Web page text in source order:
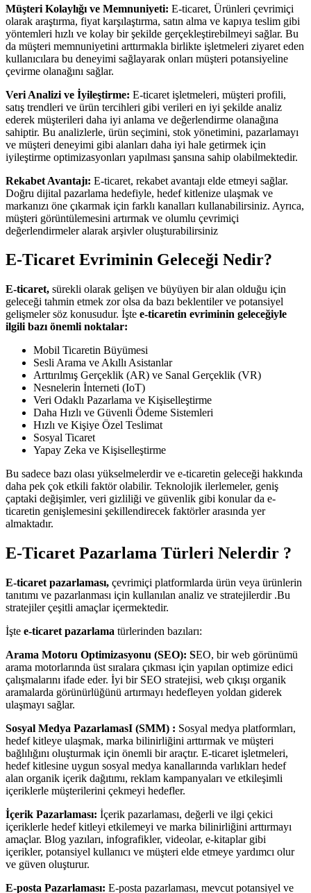
Müşteri Kolaylığı ve Memnuniyeti: E-ticaret, Ürünleri çevrimiçi
olarak araştırma, fiyat karşılaştırma, satın alma ve kapıya teslim gibi
yöntemleri hızlı ve kolay bir şekilde gerçekleştirebilmeyi sağlar. Bu
da müşteri memnuniyetini arttırmakla birlikte işletmeleri ziyaret eden
kullanıcılara bu deneyimi sağlayarak onları müşteri potansiyeline
çevirme olanağını sağlar.
Veri Analizi ve İyileştirme: E-ticaret işletmeleri, müşteri profili,
satış trendleri ve ürün tercihleri gibi verileri en iyi şekilde analiz
ederek müşterileri daha iyi anlama ve değerlendirme olanağına
sahiptir. Bu analizlerle, ürün seçimini, stok yönetimini, pazarlamayı
ve müşteri deneyimi gibi alanları daha iyi hale getirmek için
iyileştirme optimizasyonları yapılması şansına sahip olabilmektedir.
Rekabet Avantajı: E-ticaret, rekabet avantajı elde etmeyi sağlar.
Doğru dijital pazarlama hedefiyle, hedef kitlenize ulaşmak ve
markanızı öne çıkarmak için farklı kanalları kullanabilirsiniz. Ayrıca,
müşteri görüntülemesini artırmak ve olumlu çevrimiçi
değerlendirmeler alarak arşivler oluşturabilirsiniz
E-Ticaret Evriminin Geleceği Nedir?
E-ticaret, sürekli olarak gelişen ve büyüyen bir alan olduğu için
geleceği tahmin etmek zor olsa da bazı beklentiler ve potansiyel
gelişmeler söz konusudur. İşte e-ticaretin evriminin geleceğiyle
ilgili bazı önemli noktalar:
Mobil Ticaretin Büyümesi
Sesli Arama ve Akıllı Asistanlar
Arttırılmış Gerçeklik (AR) ve Sanal Gerçeklik (VR)
Nesnelerin İnterneti (IoT)
Veri Odaklı Pazarlama ve Kişiselleştirme
Daha Hızlı ve Güvenli Ödeme Sistemleri
Hızlı ve Kişiye Özel Teslimat
Sosyal Ticaret
Yapay Zeka ve Kişiselleştirme
Bu sadece bazı olası yükselmelerdir ve e-ticaretin geleceği hakkında
daha pek çok etkili faktör olabilir. Teknolojik ilerlemeler, geniş
çaptaki değişimler, veri gizliliği ve güvenlik gibi konular da e-
ticaretin genişlemesini şekillendirecek faktörler arasında yer
almaktadır.
E-Ticaret Pazarlama Türleri Nelerdir ?
E-ticaret pazarlaması, çevrimiçi platformlarda ürün veya ürünlerin
tanıtımı ve pazarlanması için kullanılan analiz ve stratejilerdir .Bu
stratejiler çeşitli amaçlar içermektedir.
İşte e-ticaret pazarlama türlerinden bazıları:
Arama Motoru Optimizasyonu (SEO): SEO, bir web görünümü
arama motorlarında üst sıralara çıkması için yapılan optimize edici
çalışmalarını ifade eder. İyi bir SEO stratejisi, web çıkışı organik
aramalarda görünürlüğünü artırmayı hedefleyen yoldan giderek
ulaşmayı sağlar.
Sosyal Medya PazarlamasI (SMM) : Sosyal medya platformları,
hedef kitleye ulaşmak, marka bilinirliğini arttırmak ve müşteri
bağlılığını oluşturmak için önemli bir araçtır. E-ticaret işletmeleri,
hedef kitlesine uygun sosyal medya kanallarında varlıkları hedef
alan organik içerik dağıtımı, reklam kampanyaları ve etkileşimli
içeriklerle müşterilerini çekmeyi hedefler.
İçerik Pazarlaması: İçerik pazarlaması, değerli ve ilgi çekici
içeriklerle hedef kitleyi etkilemeyi ve marka bilinirliğini arttırmayı
amaçlar. Blog yazıları, infografikler, videolar, e-kitaplar gibi
içerikler, potansiyel kullanıcı ve müşteri elde etmeye yardımcı olur
ve güven oluşturur.
E-posta Pazarlaması: E-posta pazarlaması, mevcut potansiyel ve